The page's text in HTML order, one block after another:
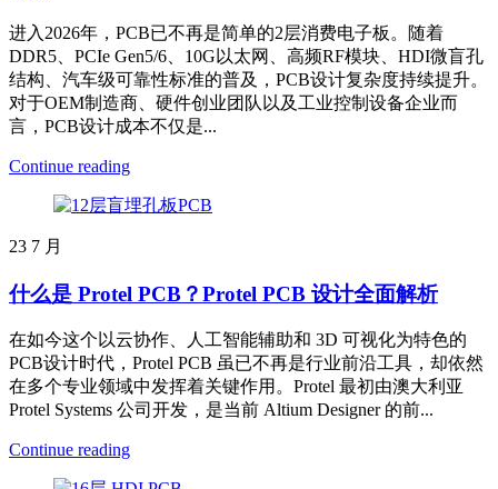
进入2026年，PCB已不再是简单的2层消费电子板。随着
DDR5、PCIe Gen5/6、10G以太网、高频RF模块、HDI微盲孔
结构、汽车级可靠性标准的普及，PCB设计复杂度持续提升。
对于OEM制造商、硬件创业团队以及工业控制设备企业而
言，PCB设计成本不仅是...
Continue reading
23 7 月
什么是 Protel PCB？Protel PCB 设计全面解析
在如今这个以云协作、人工智能辅助和 3D 可视化为特色的
PCB设计时代，Protel PCB 虽已不再是行业前沿工具，却依然
在多个专业领域中发挥着关键作用。Protel 最初由澳大利亚
Protel Systems 公司开发，是当前 Altium Designer 的前...
Continue reading